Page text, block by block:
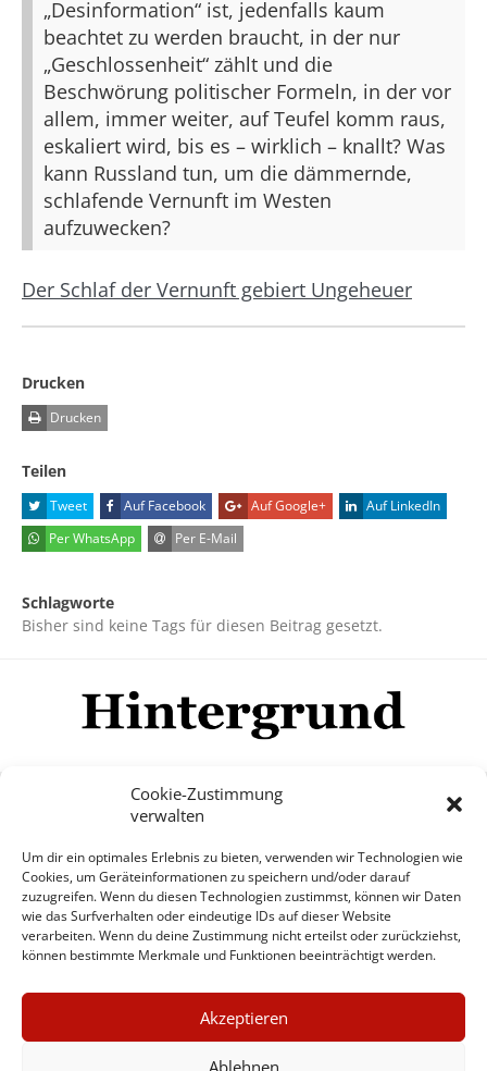
Cookie-Zustimmung
verwalten
Um dir ein optimales Erlebnis zu bieten, verwenden wir Technologien wie
Cookies, um Geräteinformationen zu speichern und/oder darauf
zuzugreifen. Wenn du diesen Technologien zustimmst, können wir Daten
wie das Surfverhalten oder eindeutige IDs auf dieser Website
verarbeiten. Wenn du deine Zustimmung nicht erteilst oder zurückziehst,
können bestimmte Merkmale und Funktionen beeinträchtigt werden.
Akzeptieren
Ablehnen
„Desinformation“ ist, jedenfalls kaum
beachtet zu werden braucht, in der nur
„Geschlossenheit“ zählt und die
Beschwörung politischer Formeln, in der vor
allem, immer weiter, auf Teufel komm raus,
eskaliert wird, bis es – wirklich – knallt? Was
kann Russland tun, um die dämmernde,
schlafende Vernunft im Westen
aufzuwecken?
Der Schlaf der Vernunft gebiert Ungeheuer
Drucken
Drucken
Teilen
Tweet Auf Facebook Auf Google+
Auf LinkedIn
Per WhatsApp
Per E-Mail
Schlagworte
Bisher sind keine Tags für diesen Beitrag gesetzt.
Mehr
© Copyright Hintergrund.de, 2015 - 2026
Zum Newsletter jetzt kostenlos
anmelden
erscheint ca. alle 4 Wochen
×